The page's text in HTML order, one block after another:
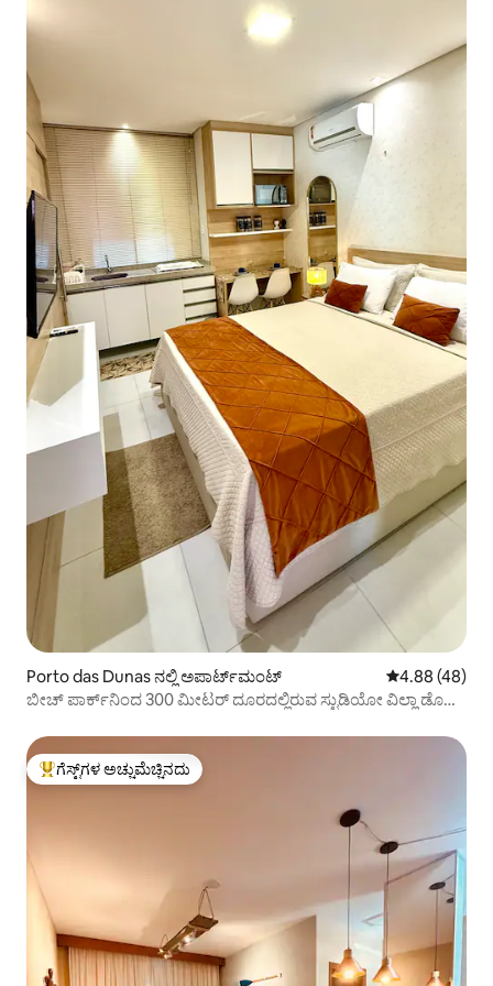
Porto das Dunas ನಲ್ಲಿ ಅಪಾರ್ಟ್‌ಮಂಟ್ 5 ರಲ್ಲಿ 4.88
4.88 (48)
ಬೀಚ್ ಪಾರ್ಕ್‌ನಿಂದ 300 ಮೀಟರ್ ದೂರದಲ್ಲಿರುವ ಸ್ಟುಡಿಯೋ ವಿಲ್ಲಾ ಡೊ
ಗೆಸ್ಟ್‌ಗಳಿಗೆ ಅತಿ ಹೆಚ್ಚು ಅಚ್ಚುಮೆಚ್ಚಿನದು
ಗೆಸ್ಟ್‌ಗಳ ಅಚ್ಚುಮೆಚ್ಚಿನದು